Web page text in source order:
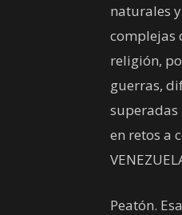
naturales
complejas
religión,
guerras,
superadas
en retos a
Peatón.